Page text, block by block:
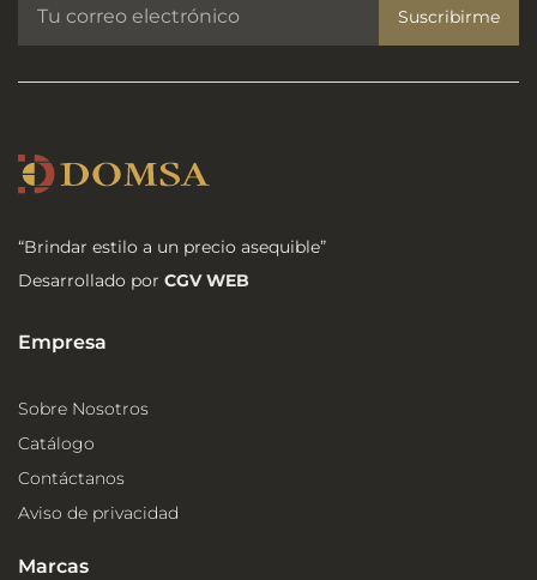
Suscribirme
“Brindar estilo a un precio asequible”
Desarrollado por CGV WEB
Empresa
Sobre Nosotros
Catálogo
Contáctanos
Aviso de privacidad
Marcas